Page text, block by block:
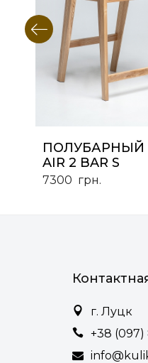
ПОЛУБАРНЫЙ
AIR 2 BAR S
7300 грн.
г. Луцк
+38